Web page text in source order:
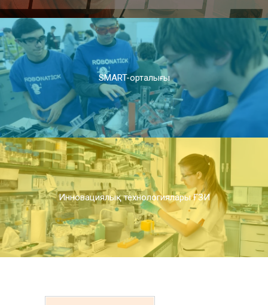
SMART-орталығы
Инновациялық технологиялары ҒЗИ